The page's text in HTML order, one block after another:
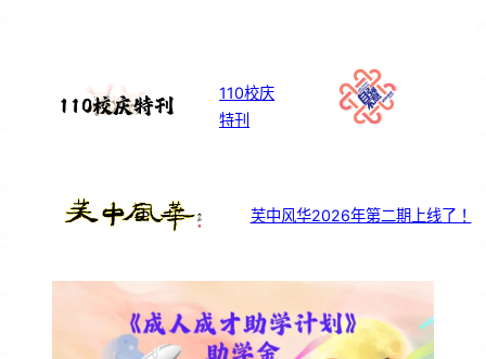
110校庆
特刊
芙中风华2026年第二期上线了！